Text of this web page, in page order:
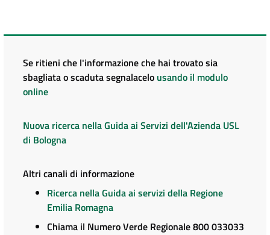
Se ritieni che l'informazione che hai trovato sia
sbagliata o scaduta segnalacelo usando il modulo
online
Nuova ricerca nella Guida ai Servizi dell'Azienda USL
di Bologna
Altri canali di informazione
Ricerca nella Guida ai servizi della Regione
Emilia Romagna
Chiama il Numero Verde Regionale 800 033033